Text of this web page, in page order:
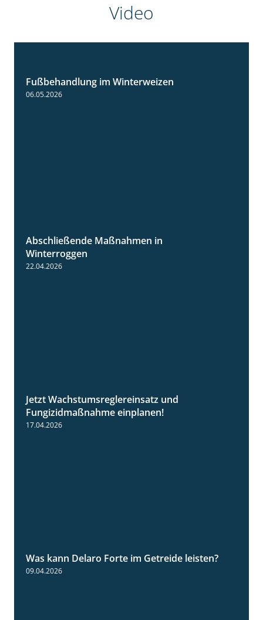
Video
Fußbehandlung im Winterweizen
06.05.2026
Abschließende Maßnahmen in
Winterroggen
22.04.2026
Jetzt Wachstumsreglereinsatz und
Fungizidmaßnahme einplanen!
17.04.2026
2:43
Was kann Delaro Forte im Getreide leisten?
09.04.2026